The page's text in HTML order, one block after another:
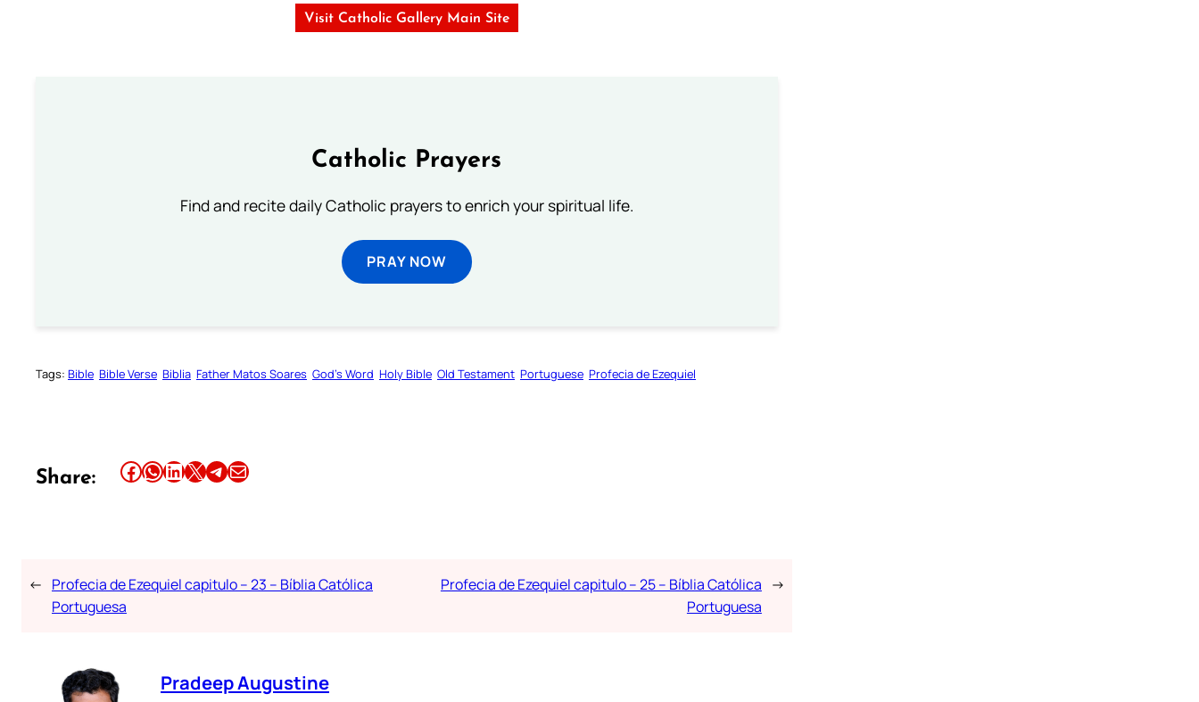
Visit Catholic Gallery Main Site
Catholic Prayers
Find and recite daily Catholic prayers to enrich your spiritual life.
PRAY NOW
Tags: Bible Bible Verse Biblia Father Matos Soares God’s Word Holy Bible Old Testament Portuguese Profecia de Ezequiel
Share: Share this article on Facebook Share this article on WhatsApp Share this article on LinkedIn Share this article on X Share this article on TelegramEmail this Article
← Profecia de Ezequiel capitulo – 23 – Bíblia Católica
Portuguesa
Profecia de Ezequiel capitulo – 25 – Bíblia Católica
Portuguesa
→
Pradeep Augustine